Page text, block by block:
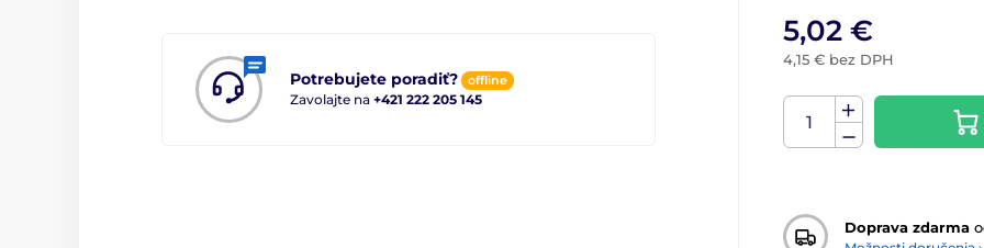
Potrebujete poradiť? offline
Zavolajte na +421 222 205 145
5,02 €
4,15 € bez DPH
Doprava zdarma